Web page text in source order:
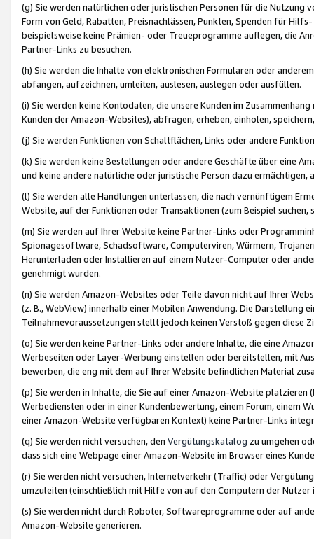
(g) Sie werden natürlichen oder juristischen Personen für die Nutzung
Form von Geld, Rabatten, Preisnachlässen, Punkten, Spenden für
beispielsweise keine Prämien- oder Treueprogramme auflegen, die
Partner-Links zu besuchen.
(h) Sie werden die Inhalte von elektronischen Formularen oder
abfangen, aufzeichnen, umleiten, auslesen, auslegen oder ausfüllen.
(i) Sie werden keine Kontodaten, die unsere Kunden im
Kunden der Amazon-Websites), abfragen, erheben, einholen,
(j) Sie werden Funktionen von Schaltflächen, Links oder andere
(k) Sie werden keine Bestellungen oder andere Geschäfte über eine
und keine andere natürliche oder juristische Person dazu
(l) Sie werden alle Handlungen unterlassen, die nach vernünftigem
Website, auf der Funktionen oder Transaktionen (zum Beispiel
(m) Sie werden auf Ihrer Website keine Partner-Links oder
Spionagesoftware, Schadsoftware, Computerviren, Würmern,
Herunterladen oder Installieren auf einem Nutzer-Computer oder
genehmigt wurden.
(n) Sie werden Amazon-Websites oder Teile davon nicht auf Ihrer
(z. B., WebView) innerhalb einer Mobilen Anwendung. Die Darstellung
Teilnahmevoraussetzungen stellt jedoch keinen Verstoß gegen diese
(o) Sie werden keine Partner-Links oder andere Inhalte, die eine
Werbeseiten oder Layer-Werbung einstellen oder bereitstellen, mit
bewerben, die eng mit dem auf Ihrer Website befindlichen Material
(p) Sie werden in Inhalte, die Sie auf einer Amazon-Website
Werbediensten oder in einer Kundenbewertung, einem Forum, einem
einer Amazon-Website verfügbaren Kontext) keine Partner-Links
(q) Sie werden nicht versuchen, den Vergütungskatalog zu umgehen
dass sich eine Webpage einer Amazon-Website im Browser eines
(r) Sie werden nicht versuchen, Internetverkehr (Traffic) oder
umzuleiten (einschließlich mit Hilfe von auf den Computern der
(s) Sie werden nicht durch Roboter, Softwareprogramme oder auf
Amazon-Website generieren.